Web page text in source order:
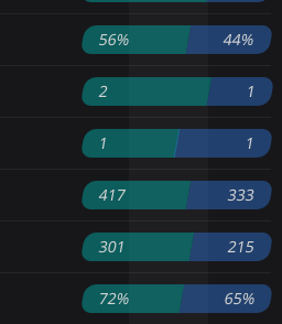
56% 44%
2 1
1 1
417 333
301 215
72% 65%